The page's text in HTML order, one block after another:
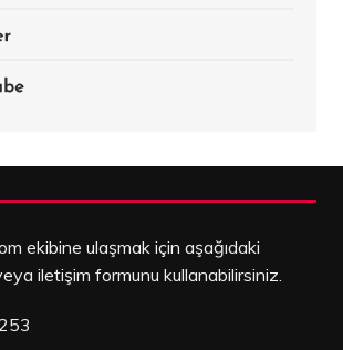
ekibine ulaşmak için aşağıdaki
iletişim formunu kullanabilirsiniz.